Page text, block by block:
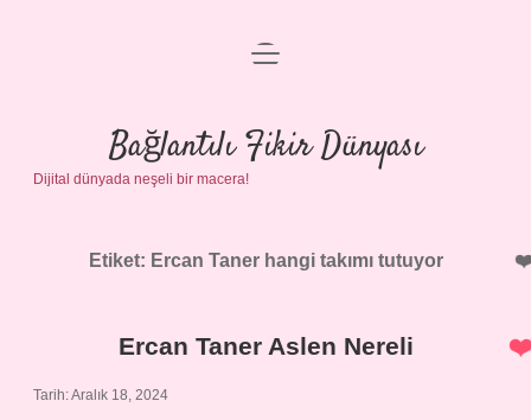
Anasayfa
Gizlilik Politikası
Yasal Uyarı
menüyü
Bağlantılı Fikir Dünyası
Dijital dünyada neşeli bir macera!
Etiket: Ercan Taner hangi takımı tutuyor
Ercan Taner Aslen Nereli
Tarih: Aralık 18, 2024